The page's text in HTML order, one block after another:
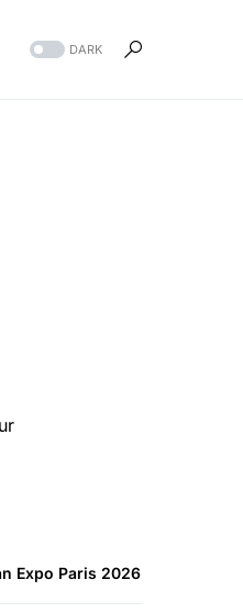
DARK
Expo Paris 2026